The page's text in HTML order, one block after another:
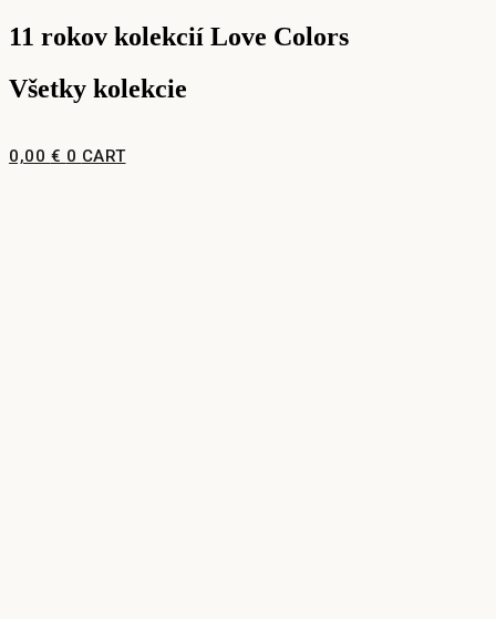
11 rokov kolekcií Love Colors
Všetky kolekcie
0,00 € 0 CART